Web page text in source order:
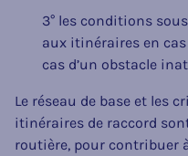
3° les conditions
aux itinéraires en
cas d’un obstacle
Le réseau de base et les
itinéraires de raccord
routière, pour contribuer